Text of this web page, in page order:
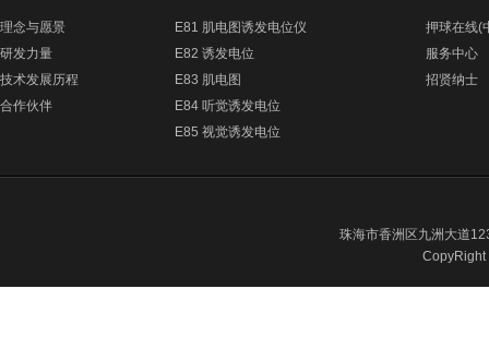
理念与愿景
研发力量
技术发展历程
合作伙伴
E81 肌电图诱发电位仪
E82 诱发电位
E83 肌电图
E84 听觉诱发电位
E85 视觉诱发电位
押球在线(
服务中心
招贤纳士
珠海市香洲区九洲大道
CopyRight